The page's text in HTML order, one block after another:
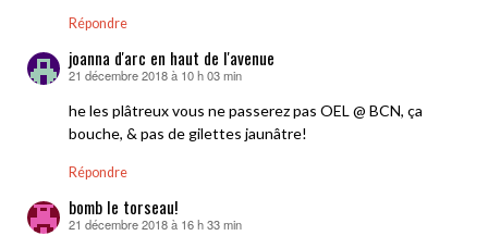
Répondre
joanna d'arc en haut de l'avenue
dit :
21 décembre 2018 à 10 h 03 min
he les plâtreux vous ne passerez pas OEL @ BCN, ça
bouche, & pas de gilettes jaunâtre!
Répondre
bomb le torseau!
dit :
21 décembre 2018 à 16 h 33 min